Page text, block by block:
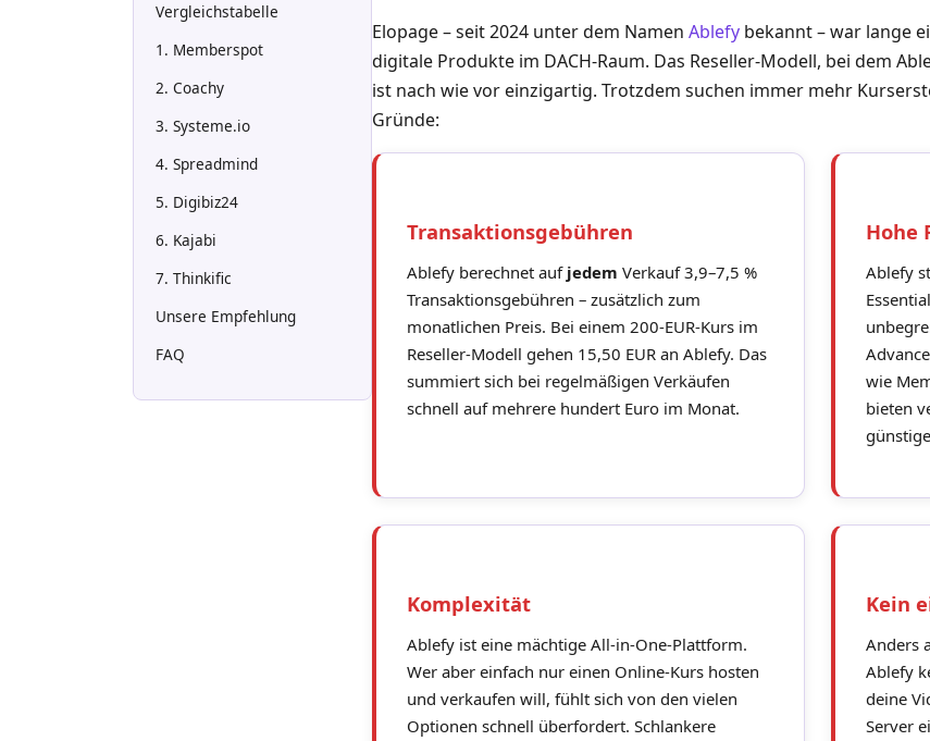
Vergleichstabelle
1. Memberspot
2. Coachy
3. Systeme.io
4. Spreadmind
5. Digibiz24
6. Kajabi
7. Thinkific
Unsere Empfehlung
FAQ
Elopage – seit 2024 unter dem Namen Ablefy bekannt – war lange
digitale Produkte im DACH-Raum. Das Reseller-Modell, bei dem
ist nach wie vor einzigartig. Trotzdem suchen immer mehr
Gründe:
Transaktionsgebühren
Ablefy berechnet auf jedem Verkauf 3,9–7,5 %
Transaktionsgebühren – zusätzlich zum
monatlichen Preis. Bei einem 200-EUR-Kurs im
Reseller-Modell gehen 15,50 EUR an Ablefy. Das
summiert sich bei regelmäßigen Verkäufen
schnell auf mehrere hundert Euro im Monat.
Hohe
Ablefy
wie
bieten
Komplexität
Ablefy ist eine mächtige All-in-One-Plattform.
Wer aber einfach nur einen Online-Kurs hosten
und verkaufen will, fühlt sich von den vielen
Optionen schnell überfordert. Schlankere
Kein
Anders
Ablefy
deine
Server